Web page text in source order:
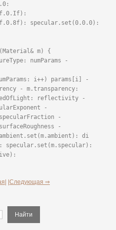
specular.set(0.0.0):
m) {
numParams -
i++) params[i] -
- m.transparency:
reflectivity -
-
-
-
ambient.set(m.ambient): di
|Следующая ⇒